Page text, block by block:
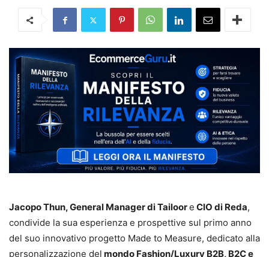
Jacopo Thun, General Manager di Tailoore CIO di Reda,
condivide la sua esperienza e prospettive sul primo anno
del suo innovativo progetto Made to Measure, dedicato alla
personalizzazione del mondo Fashion/Luxury B2B, B2C e